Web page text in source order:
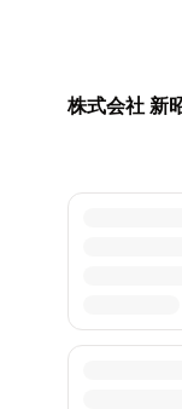
株式会社 新